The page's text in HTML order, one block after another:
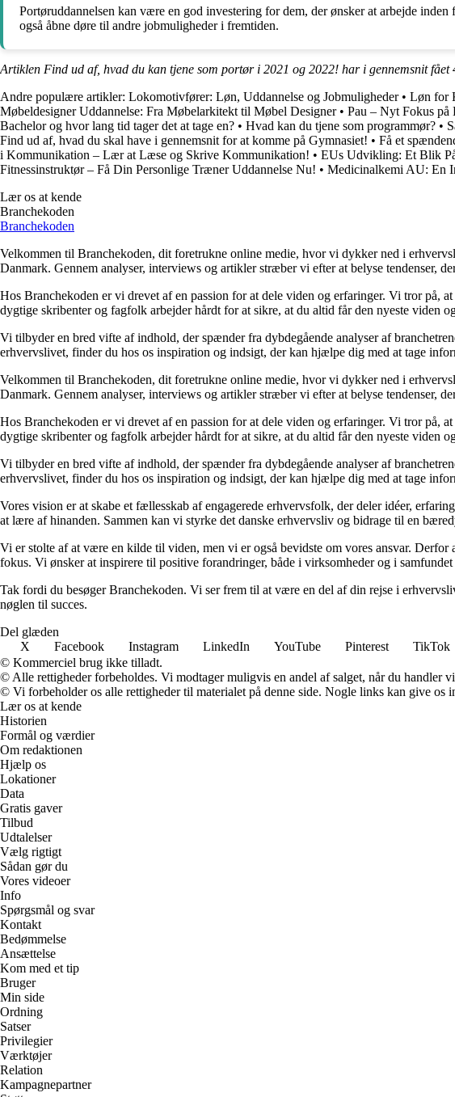
Portøruddannelsen kan være en god investering for dem, der ønsker at arbejde
også åbne døre til andre jobmuligheder i fremtiden.
Artiklen Find ud af, hvad du kan tjene som portør i 2021 og 2022! har i gennemsnit fået
Andre populære artikler: Lokomotivfører: Løn, Uddannelse og Jobmuligheder• Løn for
Møbeldesigner Uddannelse: Fra Møbelarkitekt til Møbel Designer• Pau – Nyt Fokus
Bachelor og hvor lang tid tager det at tage en? • Hvad kan du tjene som programmør? •
Find ud af, hvad du skal have i gennemsnit for at komme på Gymnasiet! • Få et
i Kommunikation – Lær at Læse og Skrive Kommunikation! • EUs Udvikling: Et Blik
Fitnessinstruktør – Få Din Personlige Træner Uddannelse Nu! • Medicinalkemi AU: En
Lær os at kende
Branchekoden
Branchekoden
Velkommen til Branchekoden, dit foretrukne online medie, hvor vi dykker ned i
Danmark. Gennem analyser, interviews og artikler stræber vi efter at belyse tendenser,
Hos Branchekoden er vi drevet af en passion for at dele viden og erfaringer. Vi tror på,
dygtige skribenter og fagfolk arbejder hårdt for at sikre, at du altid får den nyeste viden
Vi tilbyder en bred vifte af indhold, der spænder fra dybdegående analyser af
erhvervslivet, finder du hos os inspiration og indsigt, der kan hjælpe dig med at tage
Velkommen til Branchekoden, dit foretrukne online medie, hvor vi dykker ned i
Danmark. Gennem analyser, interviews og artikler stræber vi efter at belyse tendenser,
Hos Branchekoden er vi drevet af en passion for at dele viden og erfaringer. Vi tror på,
dygtige skribenter og fagfolk arbejder hårdt for at sikre, at du altid får den nyeste viden
Vi tilbyder en bred vifte af indhold, der spænder fra dybdegående analyser af
erhvervslivet, finder du hos os inspiration og indsigt, der kan hjælpe dig med at tage
Vores vision er at skabe et fællesskab af engagerede erhvervsfolk, der deler idéer,
at lære af hinanden. Sammen kan vi styrke det danske erhvervsliv og bidrage til en
Vi er stolte af at være en kilde til viden, men vi er også bevidste om vores ansvar.
fokus. Vi ønsker at inspirere til positive forandringer, både i virksomheder og i samfundet
Tak fordi du besøger Branchekoden. Vi ser frem til at være en del af din rejse i
nøglen til succes.
Del glæden
X
Facebook Instagram LinkedIn YouTube Pinterest TikTok
© Kommerciel brug ikke tilladt.
© Alle rettigheder forbeholdes. Vi modtager muligvis en andel af salget, når du handler
© Vi forbeholder os alle rettigheder til materialet på denne side. Nogle links kan give
Lær os at kende
Historien
Formål og værdier
Om redaktionen
Hjælp os
Lokationer
Data
Gratis gaver
Tilbud
Udtalelser
Vælg rigtigt
Sådan gør du
Vores videoer
Info
Spørgsmål og svar
Kontakt
Bedømmelse
Ansættelse
Kom med et tip
Bruger
Min side
Ordning
Satser
Privilegier
Værktøjer
Relation
Kampagnepartner